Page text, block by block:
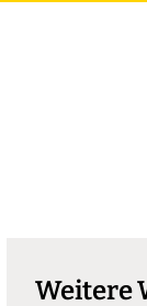
Weitere